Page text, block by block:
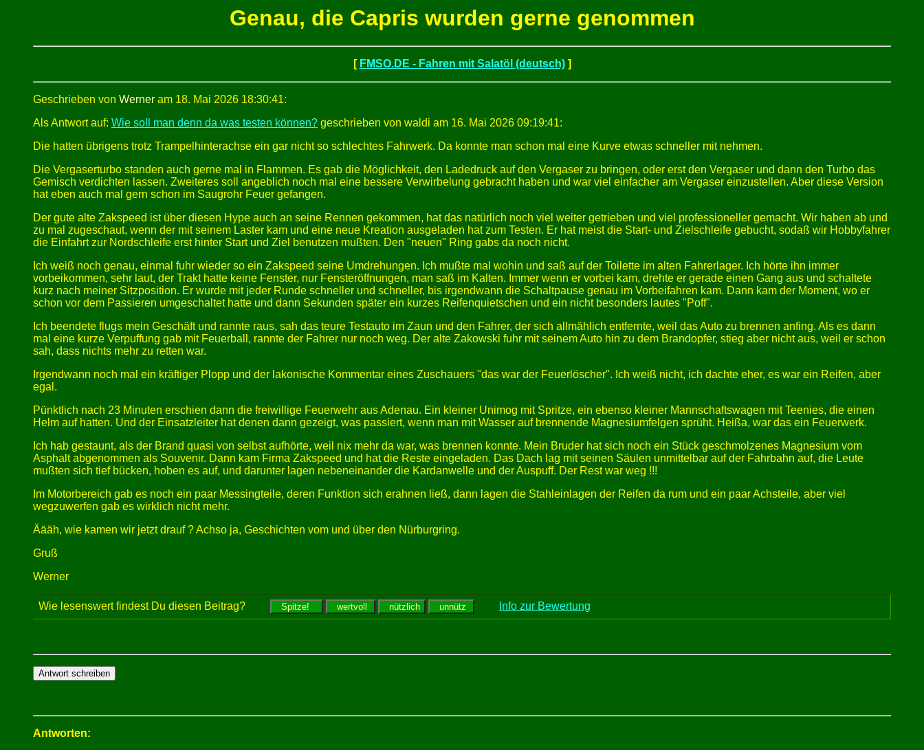
Genau, die Capris wurden gerne genommen
[ FMSO.DE - Fahren mit Salatöl (deutsch)]
Geschrieben von Werner am 18. Mai 2026 18:30:41:
Als Antwort auf: Wie soll man denn da was testen können? geschrieben von waldi am 16. Mai 2026 09:19:41:
Die hatten übrigens trotz Trampelhinterachse ein gar nicht so schlechtes Fahrwerk. Da konnte man schon mal eine Kurve etwas schneller mit nehmen.
Die Vergaserturbo standen auch gerne mal in Flammen. Es gab die Möglichkeit, den Ladedruck auf den Vergaser zu bringen, oder erst den Vergaser und dann den Turbo das
Gemisch verdichten lassen. Zweiteres soll angeblich noch mal eine bessere Verwirbelung gebracht haben und war viel einfacher am Vergaser einzustellen. Aber diese Version
hat eben auch mal gern schon im Saugrohr Feuer gefangen.
Der gute alte Zakspeed ist über diesen Hype auch an seine Rennen gekommen, hat das natürlich noch viel weiter getrieben und viel professioneller gemacht. Wir haben ab und
zu mal zugeschaut, wenn der mit seinem Laster kam und eine neue Kreation ausgeladen hat zum Testen. Er hat meist die Start- und Zielschleife gebucht, sodaß wir Hobbyfahrer
die Einfahrt zur Nordschleife erst hinter Start und Ziel benutzen mußten. Den "neuen" Ring gabs da noch nicht.
Ich weiß noch genau, einmal fuhr wieder so ein Zakspeed seine Umdrehungen. Ich mußte mal wohin und saß auf der Toilette im alten Fahrerlager. Ich hörte ihn immer
vorbeikommen, sehr laut, der Trakt hatte keine Fenster, nur Fensteröffnungen, man saß im Kalten. Immer wenn er vorbei kam, drehte er gerade einen Gang aus und schaltete
kurz nach meiner Sitzposition. Er wurde mit jeder Runde schneller und schneller, bis irgendwann die Schaltpause genau im Vorbeifahren kam. Dann kam der Moment, wo er
schon vor dem Passieren umgeschaltet hatte und dann Sekunden später ein kurzes Reifenquietschen und ein nicht besonders lautes "Poff".
Ich beendete flugs mein Geschäft und rannte raus, sah das teure Testauto im Zaun und den Fahrer, der sich allmählich entfernte, weil das Auto zu brennen anfing. Als es dann
mal eine kurze Verpuffung gab mit Feuerball, rannte der Fahrer nur noch weg. Der alte Zakowski fuhr mit seinem Auto hin zu dem Brandopfer, stieg aber nicht aus, weil er schon
sah, dass nichts mehr zu retten war.
Irgendwann noch mal ein kräftiger Plopp und der lakonische Kommentar eines Zuschauers "das war der Feuerlöscher". Ich weiß nicht, ich dachte eher, es war ein Reifen, aber
egal.
Pünktlich nach 23 Minuten erschien dann die freiwillige Feuerwehr aus Adenau. Ein kleiner Unimog mit Spritze, ein ebenso kleiner Mannschaftswagen mit Teenies, die einen
Helm auf hatten. Und der Einsatzleiter hat denen dann gezeigt, was passiert, wenn man mit Wasser auf brennende Magnesiumfelgen sprüht. Heißa, war das ein Feuerwerk.
Ich hab gestaunt, als der Brand quasi von selbst aufhörte, weil nix mehr da war, was brennen konnte. Mein Bruder hat sich noch ein Stück geschmolzenes Magnesium vom
Asphalt abgenommen als Souvenir. Dann kam Firma Zakspeed und hat die Reste eingeladen. Das Dach lag mit seinen Säulen unmittelbar auf der Fahrbahn auf, die Leute
mußten sich tief bücken, hoben es auf, und darunter lagen nebeneinander die Kardanwelle und der Auspuff. Der Rest war weg !!!
Im Motorbereich gab es noch ein paar Messingteile, deren Funktion sich erahnen ließ, dann lagen die Stahleinlagen der Reifen da rum und ein paar Achsteile, aber viel
wegzuwerfen gab es wirklich nicht mehr.
Äääh, wie kamen wir jetzt drauf ? Achso ja, Geschichten vom und über den Nürburgring.
Gruß
Werner
Wie lesenswert findest Du diesen Beitrag? Info zur Bewertung
Antworten: